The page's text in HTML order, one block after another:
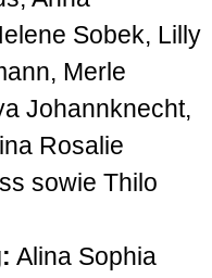
Sobek, Lilly
Merle
Johannknecht,
Rosalie
sowie Thilo
Alina Sophia